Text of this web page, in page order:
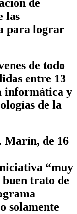
de
las
para lograr
de todo
entre 13
informática y
de la
Marín, de 16
“muy
trato de
solamente